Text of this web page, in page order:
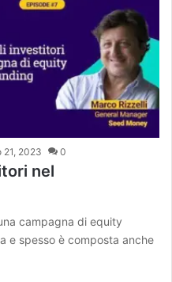
21, 2023 0
nel
campagna di equity
e spesso è composta anche